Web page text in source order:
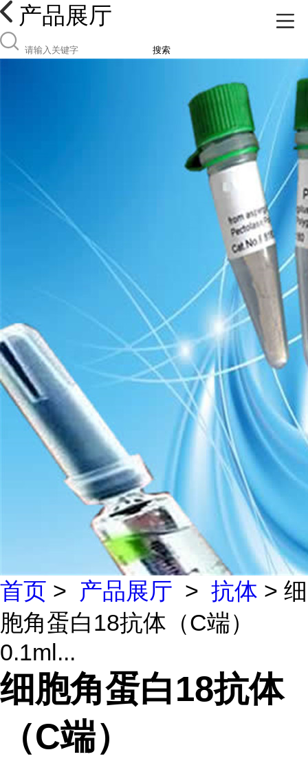
产品展厅
搜索
首页 > 产品展厅 > 抗体 > 细
胞角蛋白18抗体（C端）
0.1ml...
细胞角蛋白18抗体
（C端）